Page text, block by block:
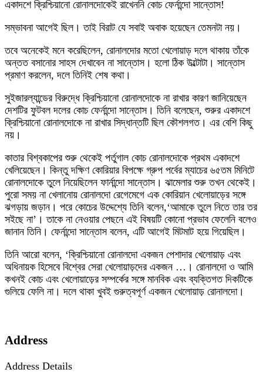
একাদশে ক্রিশ্চিয়ানো রোনালদোকেই রাখেননি কোচ ফের্নান্দো সান্তোস!
সম্ভাবনা আগেই ছিল। তাই বিরাট যে সবাই অবাক হয়েছেন তেমনটা নয়।
তবে অনেকেই মনে করেছিলেন, রোনালদোর মতো খেলোয়াড় দলে থাকায় তাঁকে
অন্তত বসানোর সাহস দেখাবেন না সান্তোস। হলো ঠিক উল্টোটা। সান্তোস
প্রমাণ করলেন, দলে তিনিই শেষ কথা।
সুইজারল্যান্ডের বিরুদ্ধে ক্রিশ্চিয়ানো রোনালদোকে না রাখার কারণ জানিয়েছেন
দেশটির ফুটবল দলের কোচ ফের্নান্দো সান্তোস। তিনি বলেছেন, শুরুর একাদশে
ক্রিশ্চিয়ানো রোনালদোকে না রাখার সিদ্ধান্তটি ছিল কৌশলগত। এর বেশি কিছু
নয়।
কাতার বিশ্বকাপের শুরু থেকেই পর্তুগাল কোচ রোনালদোকে প্রথম একাদশে
খেলিয়েছেন। কিন্তু দক্ষিণ কোরিয়ার বিপক্ষে গ্রুপ পর্বের ম্যাচের ৬৫তম মিনিটে
রোনালদোকে তুলে নিয়েছিলেন ফার্নান্দো সান্তোস। ঝামেলার শুরু তখন থেকেই।
পুরো সময় না খেলানোয় রোনালদো রেগেমেগে এক কোরিয়ান খেলোয়াড়ের সঙ্গে
ঝগড়ায় জড়ান। পরে কোচের উদ্দেশ্যে তিনি বলেন,‘আমাকে তুলে নিতে তার তর
সইছে না’। তাকে না নেওয়ার পেছনে এই বিষয়টি কোনো প্রভাব ফেলেনি বলেও
জানান তিনি। ফের্নান্দো সান্তোস বলেন, এটি আগেই মিটমাট হয়ে গিয়েছিল।
তিনি আরো বলেন, ‘ক্রিশ্চিয়ানো রোনালদো একজন পেশাদার খেলোয়াড় এবং
অধিনায়ক হিসেবে বিশ্বের সেরা খেলোয়াড়দের একজন …। রোনালদো ও আমি
কখনই কোচ এবং খেলোয়াড়ের সম্পর্কের সঙ্গে মানবিক এবং ব্যক্তিগত দিকটিকে
গুলিয়ে ফেলি না। দলে থাকা খুবই গুরুত্বপূর্ণ একজন খেলোয়াড় রোনালদো।
Address
Address Details